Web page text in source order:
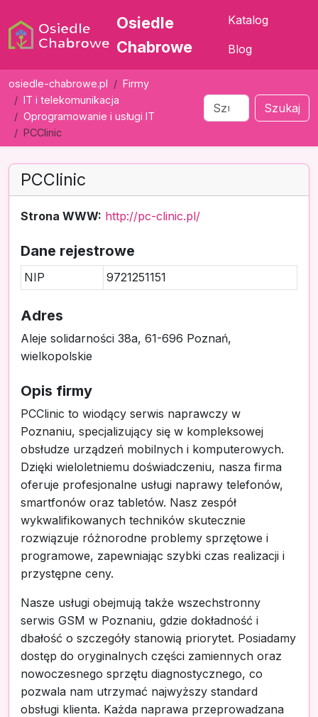
Osiedle
Chabrowe
Katalog
Blog
osiedle-chabrowe.pl
Firmy
IT i telekomunikacja
Oprogramowanie i usługi IT
PCClinic
Szukaj
PCClinic
Strona WWW: http://pc-clinic.pl/
Dane rejestrowe
NIP 9721251151
Adres
Aleje solidarności 38a, 61-696 Poznań,
wielkopolskie
Opis firmy
PCClinic to wiodący serwis naprawczy w
Poznaniu, specjalizujący się w kompleksowej
obsłudze urządzeń mobilnych i komputerowych.
Dzięki wieloletniemu doświadczeniu, nasza firma
oferuje profesjonalne usługi naprawy telefonów,
smartfonów oraz tabletów. Nasz zespół
wykwalifikowanych techników skutecznie
rozwiązuje różnorodne problemy sprzętowe i
programowe, zapewniając szybki czas realizacji i
przystępne ceny.
Nasze usługi obejmują także wszechstronny
serwis GSM w Poznaniu, gdzie dokładność i
dbałość o szczegóły stanowią priorytet. Posiadamy
dostęp do oryginalnych części zamiennych oraz
nowoczesnego sprzętu diagnostycznego, co
pozwala nam utrzymać najwyższy standard
obsługi klienta. Każda naprawa przeprowadzana